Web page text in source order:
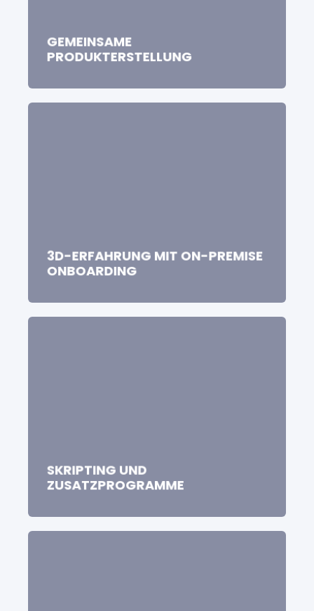
GEMEINSAME
PRODUKTERSTELLUNG
3D-ERFAHRUNG MIT ON-PREMISE
ONBOARDING
SKRIPTING UND
ZUSATZPROGRAMME